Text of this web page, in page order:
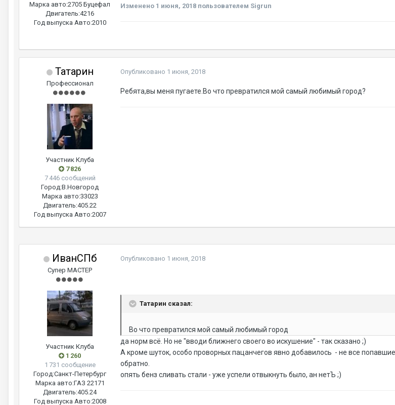
Марка авто:2705 Буцефал
Двигатель:4216
Год выпуска Авто:2010
Изменено 1 июня, 2018 пользователем Sigrun
Татарин
Профессионал
Участник Клуба
7 826
7 446 сообщений
Город:В.Новгород
Марка авто:33023
Двигатель:405.22
Год выпуска Авто:2007
Опубликовано 1 июня, 2018
Ребята,вы меня пугаете.Во что превратился мой самый любимый город?
ИванСПб
Супер МАСТЕР
Участник Клуба
1 260
1 731 сообщение
Город:Санкт-Петербург
Марка авто:ГАЗ 22171
Двигатель:405.24
Год выпуска Авто:2008
Опубликовано 1 июня, 2018
Татарин сказал:
Во что превратился мой самый любимый город
да норм всё. Но не "вводи ближнего своего во искушение" - так сказано ;)
А кроме шуток, особо проворных пацанчегов явно добавилось - не все
обратно.
опять бенз сливать стали - уже успели отвыкнуть было, ан нетЪ ;)